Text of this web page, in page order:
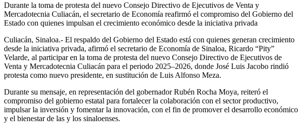
Durante la toma de protesta del nuevo Consejo Directivo de Ejecutivos de Venta y
Mercadotecnia Culiacán, el secretario de Economía reafirmó el compromiso del Gobierno del
Estado con quienes impulsan el crecimiento económico desde la iniciativa privada
Culiacán, Sinaloa.- El respaldo del Gobierno del Estado está con quienes generan crecimiento
desde la iniciativa privada, afirmó el secretario de Economía de Sinaloa, Ricardo “Pity”
Velarde, al participar en la toma de protesta del nuevo Consejo Directivo de Ejecutivos de
Venta y Mercadotecnia Culiacán para el periodo 2025–2026, donde José Luis Jacobo rindió
protesta como nuevo presidente, en sustitución de Luis Alfonso Meza.
Durante su mensaje, en representación del gobernador Rubén Rocha Moya, reiteró el
compromiso del gobierno estatal para fortalecer la colaboración con el sector productivo,
impulsar la inversión y fomentar la innovación, con el fin de promover el desarrollo económico
y el bienestar de las y los sinaloenses.